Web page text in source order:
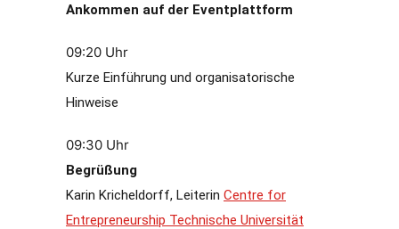
Ankommen auf der Eventplattform
09:20 Uhr
Kurze Einführung und organisatorische
Hinweise
09:30 Uhr
Begrüßung
Karin Kricheldorff, Leiterin Centre for
Entrepreneurship Technische Universität